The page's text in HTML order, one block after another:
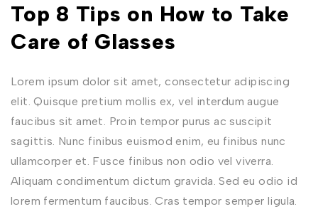
Top 8 Tips on How to Take
Care of Glasses
Lorem ipsum dolor sit amet, consectetur adipiscing
elit. Quisque pretium mollis ex, vel interdum augue
faucibus sit amet. Proin tempor purus ac suscipit
sagittis. Nunc finibus euismod enim, eu finibus nunc
ullamcorper et. Fusce finibus non odio vel viverra.
Aliquam condimentum dictum gravida. Sed eu odio id
lorem fermentum faucibus. Cras tempor semper ligula.